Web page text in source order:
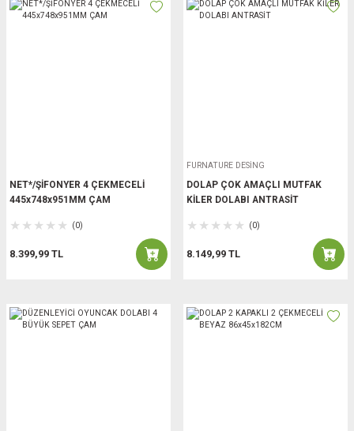
NET*/ŞİFONYER 4 ÇEKMECELİ
445x748x951MM ÇAM
(0)
8.399,99 TL
FURNATURE DESİNG
DOLAP ÇOK AMAÇLI MUTFAK
KİLER DOLABI ANTRASİT
(0)
8.149,99 TL